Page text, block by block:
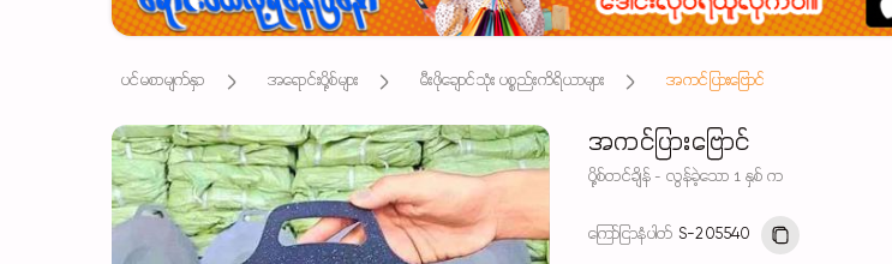
ပင်မစာမျက်နှာ အရောင်းပို့စ်များ မီးဖိုချောင်သုံး ပစ္စည်းကိရိယာများ အကင်ပြားဗြောင်
အကင်ပြားဗြောင်
ပို့စ်တင်ချိန် - လွန်ခဲ့သော 1 နှစ် က
ကြော်ငြာနံပါတ် S-205540